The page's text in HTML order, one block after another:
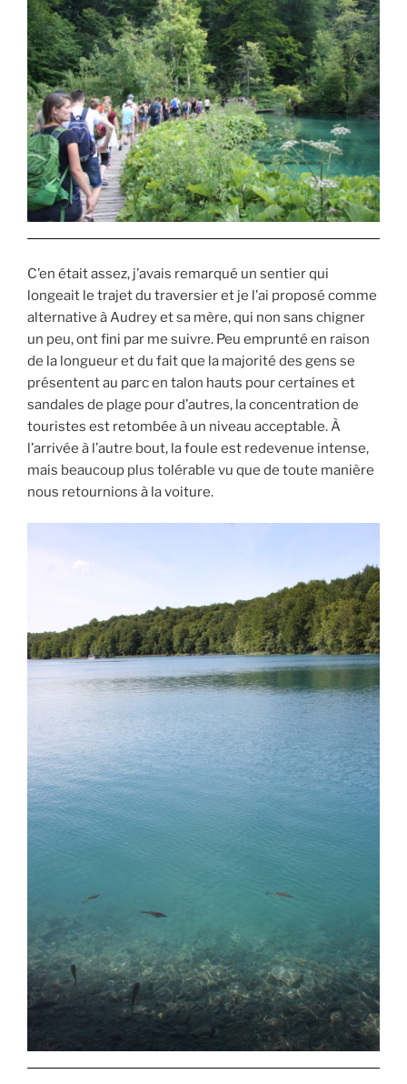
C’en était assez, j’avais remarqué un sentier qui
longeait le trajet du traversier et je l’ai proposé comme
alternative à Audrey et sa mère, qui non sans chigner
un peu, ont fini par me suivre. Peu emprunté en raison
de la longueur et du fait que la majorité des gens se
présentent au parc en talon hauts pour certaines et
sandales de plage pour d’autres, la concentration de
touristes est retombée à un niveau acceptable. À
l’arrivée à l’autre bout, la foule est redevenue intense,
mais beaucoup plus tolérable vu que de toute manière
nous retournions à la voiture.